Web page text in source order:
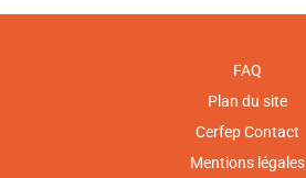
FAQ
Plan du site
Cerfep Contact
Mentions légales